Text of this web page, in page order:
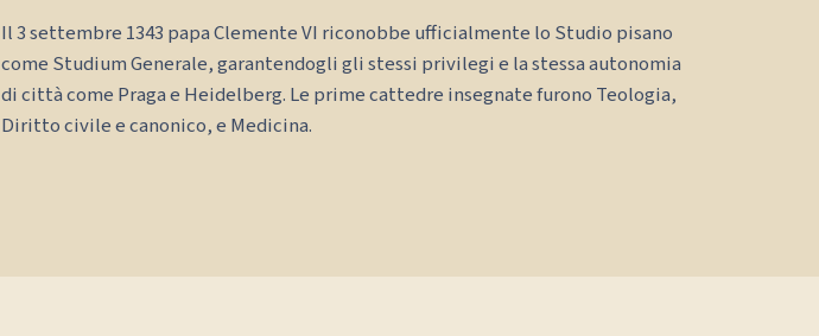
Il 3 settembre 1343 papa Clemente VI riconobbe ufficialmente lo Studio pisano
come Studium Generale, garantendogli gli stessi privilegi e la stessa autonomia
di città come Praga e Heidelberg. Le prime cattedre insegnate furono Teologia,
Diritto civile e canonico, e Medicina.